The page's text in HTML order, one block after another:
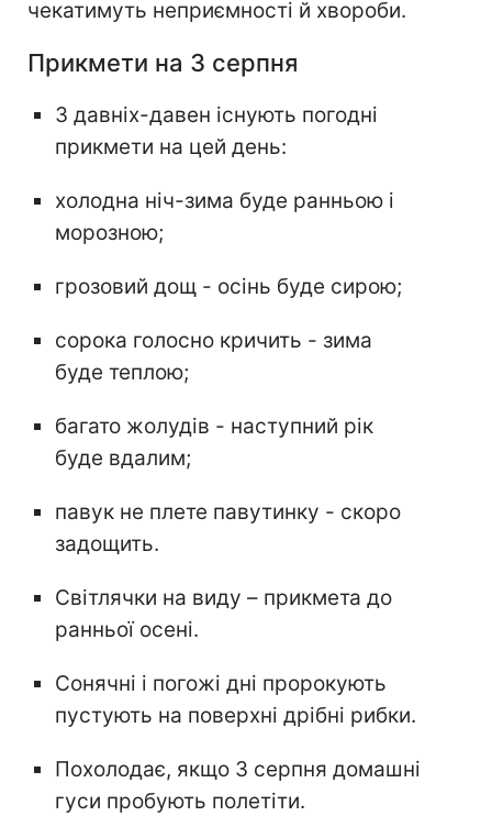
чекатимуть неприємності й хвороби.
Прикмети на 3 серпня
З давніх-давен існують погодні
прикмети на цей день:
холодна ніч-зима буде ранньою і
морозною;
грозовий дощ - осінь буде сирою;
сорока голосно кричить - зима
буде теплою;
багато жолудів - наступний рік
буде вдалим;
павук не плете павутинку - скоро
задощить.
Світлячки на виду – прикмета до
ранньої осені.
Сонячні і погожі дні пророкують
пустують на поверхні дрібні рибки.
Похолодає, якщо 3 серпня домашні
гуси пробують полетіти.